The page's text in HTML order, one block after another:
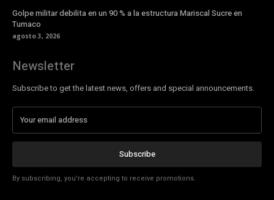
Golpe militar debilita en un 90 % a la estructura Mariscal Sucre en
Tumaco
agosto 3, 2026
Newsletter
Subscribe to get the latest news, offers and special announcements.
Subscribe
By subscribing, you're accepting to receive promotions.